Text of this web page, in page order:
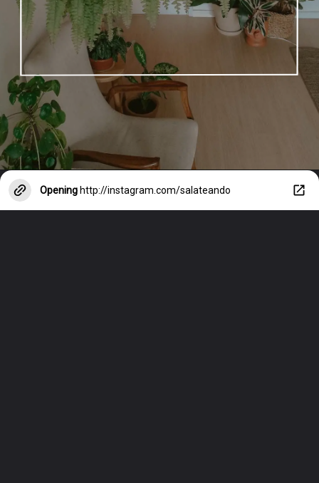
Opening http://instagram.com/salateando